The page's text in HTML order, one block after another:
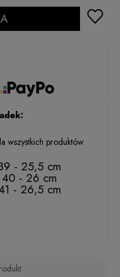
2 - 5 dni rob.
2 - 5 dni rob.
wszystkich produktów.
- 25,5 cm
40 - 26 cm
- 26,5 cm